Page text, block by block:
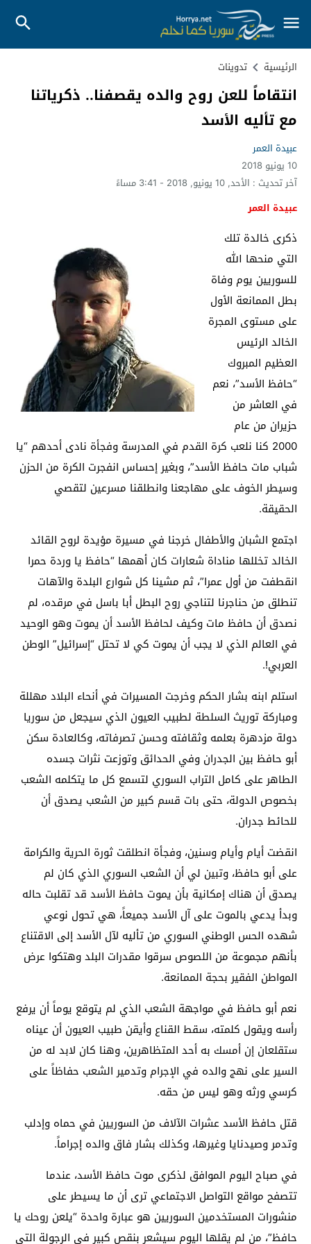
الرئيسية تدوينات
انتقاماً للعن روح والده يقصفنا.. ذكرياتنا
مع تأليه الأسد
عبيدة العمر
10 يونيو 2018
آخر تحديث : الأحد, 10 يونيو, 2018 - 3:41 مساءً
عبيدة العمر
ذكرى خالدة تلك
التي منحها الله
للسوريين يوم وفاة
بطل الممانعة الأول
على مستوى المجرة
الخالد الرئيس
العظيم المبروك
“حافظ الأسد”، نعم
في العاشر من
حزيران من عام
2000 كنا نلعب كرة القدم في المدرسة وفجأة نادى أحدهم “يا
شباب مات حافظ الأسد”، وبغير إحساس انفجرت الكرة من الحزن
وسيطر الخوف على مهاجعنا وانطلقنا مسرعين لتقصي
الحقيقة.
اجتمع الشبان والأطفال خرجنا في مسيرة مؤيدة لروح القائد
الخالد تخللها مناداة شعارات كان أهمها “حافظ يا وردة حمرا
انقطفت من أول عمرا”، ثم مشينا كل شوارع البلدة والآهات
تنطلق من حناجرنا لتناجي روح البطل أبا باسل في مرقده، لم
نصدق أن حافظ مات وكيف لحافظ الأسد أن يموت وهو الوحيد
في العالم الذي لا يجب أن يموت كي لا تحتل “إسرائيل” الوطن
العربي!.
استلم ابنه بشار الحكم وخرجت المسيرات في أنحاء البلاد مهللة
ومباركة توريث السلطة لطبيب العيون الذي سيجعل من سوريا
دولة مزدهرة بعلمه وثقافته وحسن تصرفاته، وكالعادة سكن
أبو حافظ بين الجدران وفي الحدائق وتوزعت نثرات جسده
الطاهر على كامل التراب السوري لتسمع كل ما يتكلمه الشعب
بخصوص الدولة، حتى بات قسم كبير من الشعب يصدق أن
للحائط جدران.
انقضت أيام وأيام وسنين، وفجأة انطلقت ثورة الحرية والكرامة
على أبو حافظ، وتبين لي أن الشعب السوري الذي كان لم
يصدق أن هناك إمكانية بأن يموت حافظ الأسد قد تقلبت حاله
وبدأ يدعي بالموت على آل الأسد جميعاً، هي تحول نوعي
شهده الحس الوطني السوري من تأليه لآل الأسد إلى الاقتناع
بأنهم مجموعة من اللصوص سرقوا مقدرات البلد وهتكوا عرض
المواطن الفقير بحجة الممانعة.
نعم أبو حافظ في مواجهة الشعب الذي لم يتوقع يوماً أن يرفع
رأسه ويقول كلمته، سقط القناع وأيقن طبيب العيون أن عيناه
ستقلعان إن أمسك به أحد المتظاهرين، وهنا كان لابد له من
السير على نهج والده في الإجرام وتدمير الشعب حفاظاً على
كرسي ورثه وهو ليس من حقه.
قتل حافظ الأسد عشرات الآلاف من السوريين في حماه وإدلب
وتدمر وصيدنايا وغيرها، وكذلك بشار فاق والده إجراماً.
في صباح اليوم الموافق لذكرى موت حافظ الأسد، عندما
تتصفح مواقع التواصل الاجتماعي ترى أن ما يسيطر على
منشورات المستخدمين السوريين هو عبارة واحدة “يلعن روحك يا
حافظ”، من لم يقلها اليوم سيشعر بنقص كبير في الرجولة التي